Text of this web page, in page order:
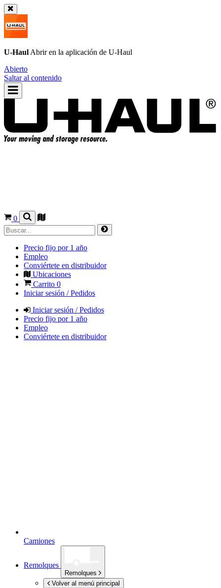
U-Haul Abrir en la aplicación de U-Haul
Abierto
Saltar al contenido
0
Precio fijo por 1 año
Empleo
Conviértete en distribuidor
Ubicaciones
Carrito 0
Iniciar sesión / Pedidos
Iniciar sesión / Pedidos
Precio fijo por 1 año
Empleo
Conviértete en distribuidor
Camiones
Remolques
Remolques
Volver al menú principal